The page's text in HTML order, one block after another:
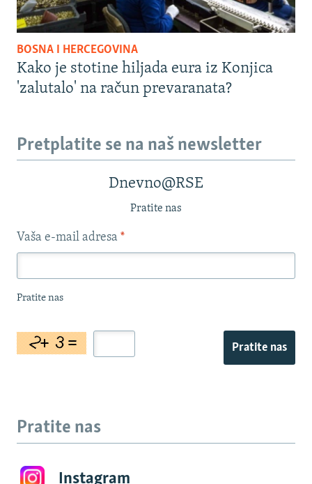
BOSNA I HERCEGOVINA
Kako je stotine hiljada eura iz Konjica
'zalutalo' na račun prevaranata?
Pretplatite se na naš newsletter
Dnevno@RSE
Pratite nas
Vaša e-mail adresa *
Pratite nas
Pratite nas
Pratite nas
Instagram